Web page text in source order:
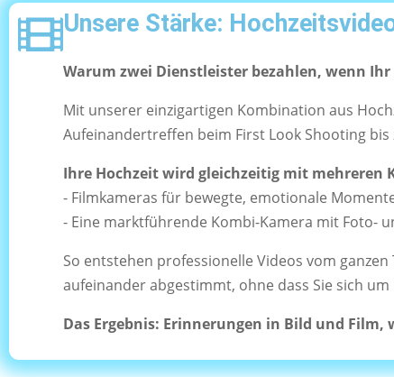
Unsere Stärke:
Warum zwei Dienstleister bezahlen, wenn
Mit unserer einzigartigen Kombination aus
Aufeinandertreffen beim First Look Shooting
Ihre Hochzeit wird gleichzeitig mit mehreren
- Filmkameras für bewegte, emotionale
- Eine marktführende Kombi-Kamera mit Foto-
So entstehen professionelle Videos vom
aufeinander abgestimmt, ohne dass Sie sich
Das Ergebnis: Erinnerungen in Bild und